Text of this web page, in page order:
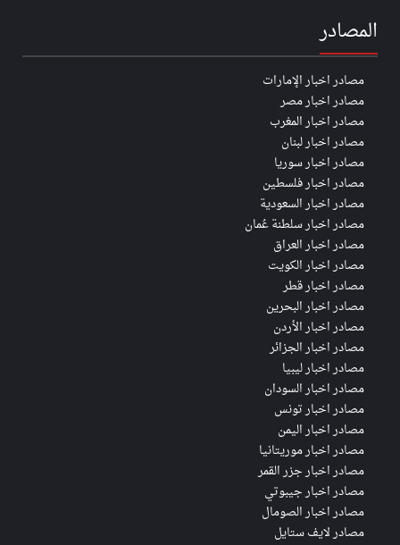
المصادر
مصادر اخبار الإمارات
مصادر اخبار مصر
مصادر اخبار المغرب
مصادر اخبار لبنان
مصادر اخبار سوريا
مصادر اخبار فلسطين
مصادر اخبار السعودية
مصادر اخبار سلطنة عُمان
مصادر اخبار العراق
مصادر اخبار الكويت
مصادر اخبار قطر
مصادر اخبار البحرين
مصادر اخبار الأردن
مصادر اخبار الجزائر
مصادر اخبار ليبيا
مصادر اخبار السودان
مصادر اخبار تونس
مصادر اخبار اليمن
مصادر اخبار موريتانيا
مصادر اخبار جزر القمر
مصادر اخبار جيبوتي
مصادر اخبار الصومال
مصادر لايف ستايل